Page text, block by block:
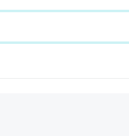
для работы мозга